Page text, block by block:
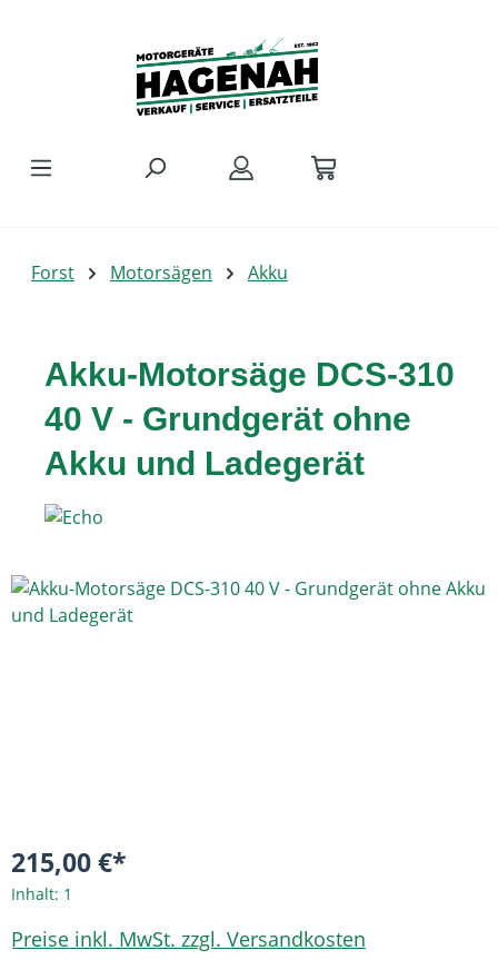
Forst Motorsägen Akku
Akku-Motorsäge DCS-310
40 V - Grundgerät ohne
Akku und Ladegerät
Bildergalerie überspringen
215,00 €*
Inhalt: 1
Preise inkl. MwSt. zzgl. Versandkosten